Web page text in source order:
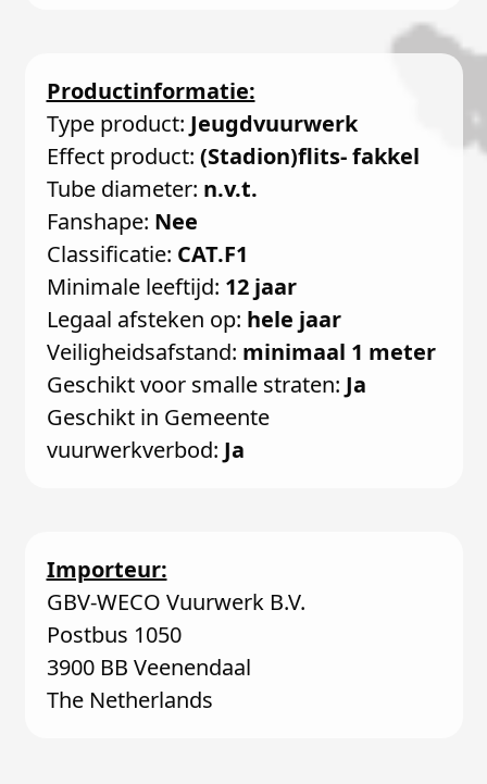
Productinformatie:
Type product: Jeugdvuurwerk
Effect product: (Stadion)flits- fakkel
Tube diameter: n.v.t.
Fanshape: Nee
Classificatie: CAT.F1
Minimale leeftijd: 12 jaar
Legaal afsteken op: hele jaar
Veiligheidsafstand: minimaal 1 meter
Geschikt voor smalle straten: Ja
Geschikt in Gemeente
vuurwerkverbod: Ja
Importeur:
GBV-WECO Vuurwerk B.V.
Postbus 1050
3900 BB Veenendaal
The Netherlands